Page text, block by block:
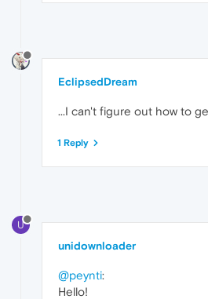
EclipsedDream
...I can't figure out how to
1 Reply
U
unidownloader
@peynti:
Hello!